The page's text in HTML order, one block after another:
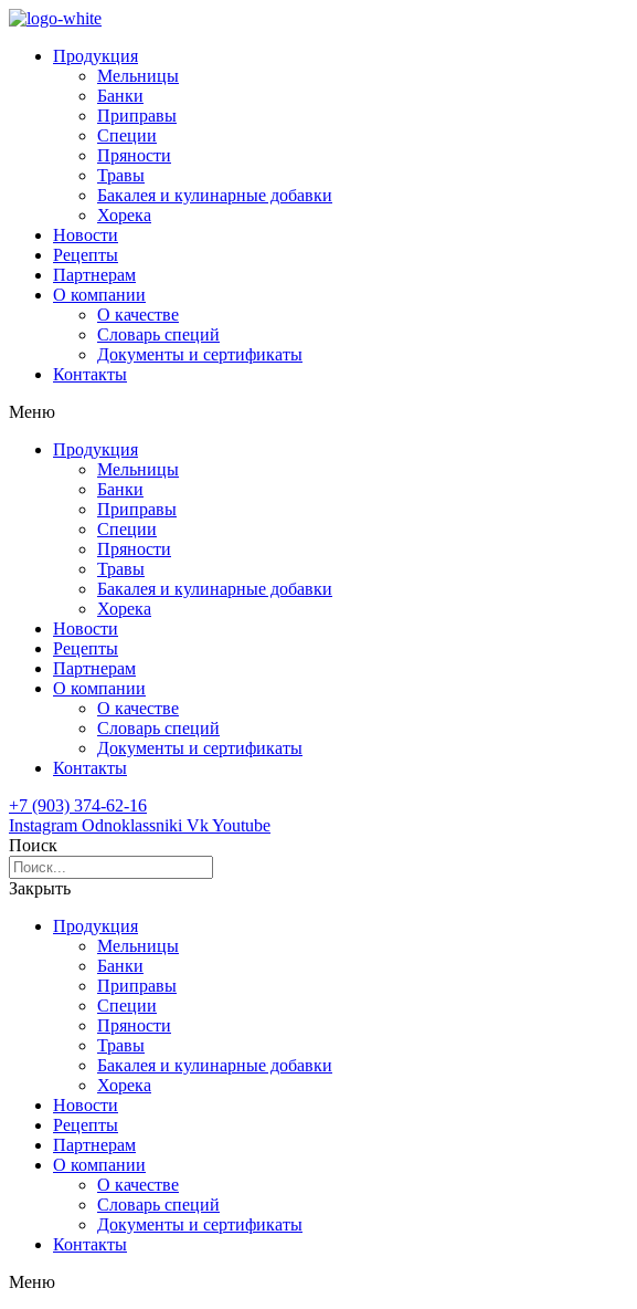
Продукция
Мельницы
Банки
Приправы
Специи
Пряности
Травы
Бакалея и кулинарные добавки
Хорека
Новости
Рецепты
Партнерам
О компании
О качестве
Словарь специй
Документы и сертификаты
Контакты
Меню
Продукция
Мельницы
Банки
Приправы
Специи
Пряности
Травы
Бакалея и кулинарные добавки
Хорека
Новости
Рецепты
Партнерам
О компании
О качестве
Словарь специй
Документы и сертификаты
Контакты
+7 (903) 374-62-16
Instagram Odnoklassniki VkYoutube
Поиск
Закрыть
Продукция
Мельницы
Банки
Приправы
Специи
Пряности
Травы
Бакалея и кулинарные добавки
Хорека
Новости
Рецепты
Партнерам
О компании
О качестве
Словарь специй
Документы и сертификаты
Контакты
Меню